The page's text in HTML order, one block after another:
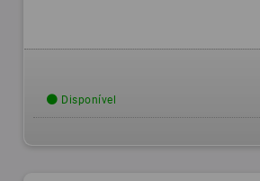
Disponível